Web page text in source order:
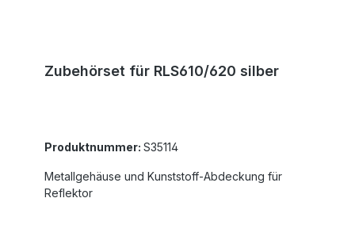
Zubehörset für RLS610/620 silber
Produktnummer: S35114
Metallgehäuse und Kunststoff-Abdeckung für
Reflektor